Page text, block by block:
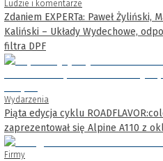
Ludzie i komentarze
Zdaniem EXPERTa: Paweł
Kaliński – Układy Wydechowe,
filtra DPF
Wydarzenia
Piąta edycja cyklu
zaprezentował się Alpine A110 z
Firmy